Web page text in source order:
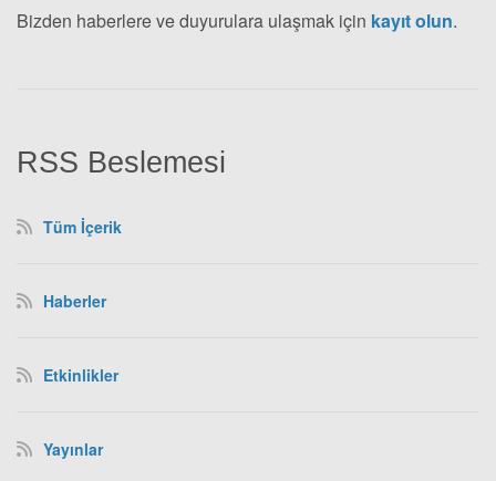
RSS Beslemesi
Tüm İçerik
Haberler
Etkinlikler
Yayınlar
Bizden haberlere ve duyurulara ulaşmak için kayıt olun.